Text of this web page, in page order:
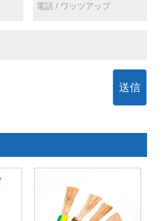
送信